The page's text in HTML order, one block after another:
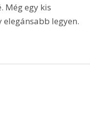
Még egy kis
legyen.